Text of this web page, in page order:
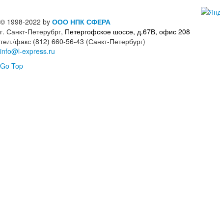
© 1998-2022 by ООО НПК СФЕРА
г. Санкт-Петерубрг, Петергофское шоссе, д.67В, офис 208
тел./факс (812) 660-56-43 (Санкт-Петербург)
info@l-express.ru
Go Top